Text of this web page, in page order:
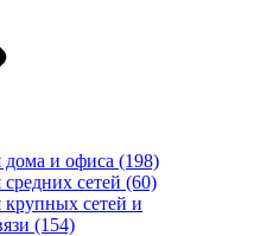
и офиса (198)
сетей (60)
сетей и
(154)